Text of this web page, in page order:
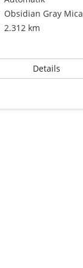
Obsidian Gray Mica
2.312 km
Details